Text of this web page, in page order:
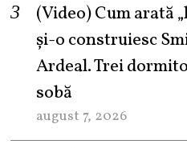
(Video) Cum arată
şi-o construiesc
Ardeal. Trei
sobă
august 7, 2026